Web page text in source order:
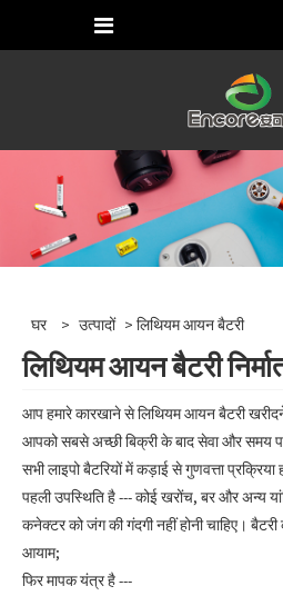
घर > उत्पादों > लिथियम आयन बैटरी
लिथियम आयन बैटरी
आप हमारे कारखाने से लिथियम आयन बैटरी
आपको सबसे अच्छी बिक्री के बाद सेवा और समय
सभी लाइपो बैटरियों में कड़ाई से गुणवत्ता प्रक्रिया
पहली उपस्थिति है --- कोई खरोंच, बर और अन्य
कनेक्टर को जंग की गंदगी नहीं होनी चाहिए।
आयाम;
फिर मापक यंत्र है ---